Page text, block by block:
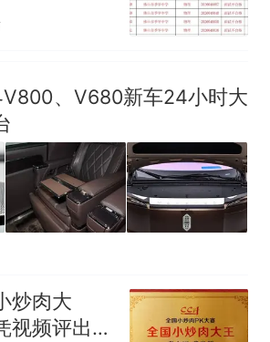
叫停招
、V680新车24小时大
炒肉大
视频评出